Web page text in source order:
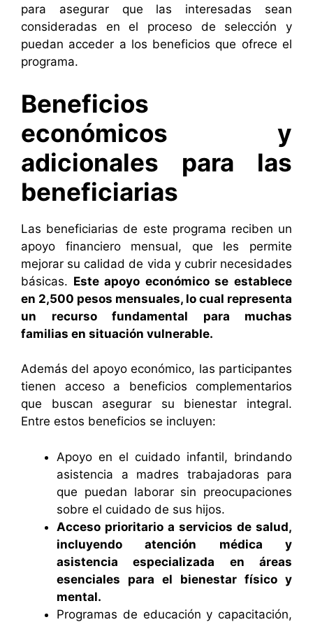
para asegurar que las interesadas sean
consideradas en el proceso de selección y
puedan acceder a los beneficios que ofrece el
programa.
Beneficios
económicos y
adicionales para las
beneficiarias
Las beneficiarias de este programa reciben un
apoyo financiero mensual, que les permite
mejorar su calidad de vida y cubrir necesidades
básicas. Este apoyo económico se establece
en 2,500 pesos mensuales, lo cual representa
un recurso fundamental para muchas
familias en situación vulnerable.
Además del apoyo económico, las participantes
tienen acceso a beneficios complementarios
que buscan asegurar su bienestar integral.
Entre estos beneficios se incluyen:
Apoyo en el cuidado infantil, brindando
asistencia a madres trabajadoras para
que puedan laborar sin preocupaciones
sobre el cuidado de sus hijos.
Acceso prioritario a servicios de salud,
incluyendo atención médica y
asistencia especializada en áreas
esenciales para el bienestar físico y
mental.
Programas de educación y capacitación,